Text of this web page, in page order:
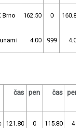
Brno 162.50 0 160.80
4.00 999 4.00
čas pen čas pen
121.80 0 115.80 4